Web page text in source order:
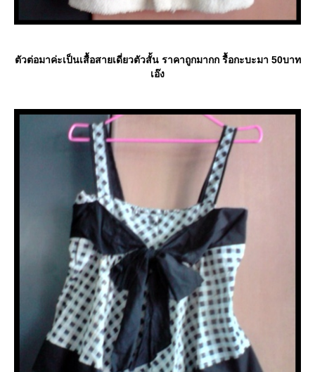
ตัวต่อมาค่ะเป็นเสื้อสายเดี่ยวตัวสั้น ราคาถูกมากก รื้อกะบะมา 50บาท
เอ๊ง